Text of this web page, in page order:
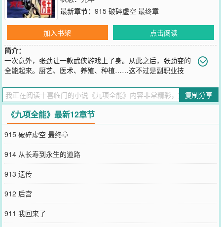
最新章节： 915 破碎虚空 最终章
加入书架
点击阅读
简介：
一次意外，张劲让一款武侠游戏上了身。从此之后，张劲变的
全能起来。厨艺、医术、养殖、种植……这不过是副职业技
能而不是大满贯的十项全能？张劲这样回答，“生孩子的事情还是留给
女人去做吧！轻松是主菜，血腥只是佐餐；悠闲是主调，紧张只是插
曲；
您要是觉得《九项全能》还不错的话请不要忘记向您QQ群和微博微信
里的朋友推荐哦！
复制分享
《九项全能》最新12章节
915 破碎虚空 最终章
914 从长寿到永生的道路
913 遗传
912 后宫
911 我回来了